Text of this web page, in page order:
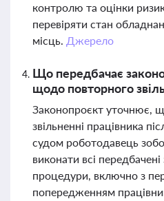
контролю та оцінки
перевіряти стан
місць. Джерело
Що передбачає
щодо повторного
Законопроєкт уточнює,
звільненні працівника
судом роботодавець
виконати всі
процедури, включно з
попередженням